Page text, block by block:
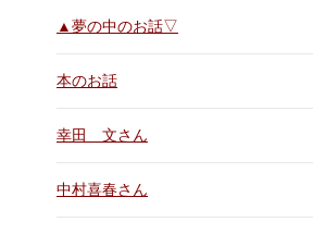
▲夢の中のお話▽
本のお話
幸田 文さん
中村喜春さん